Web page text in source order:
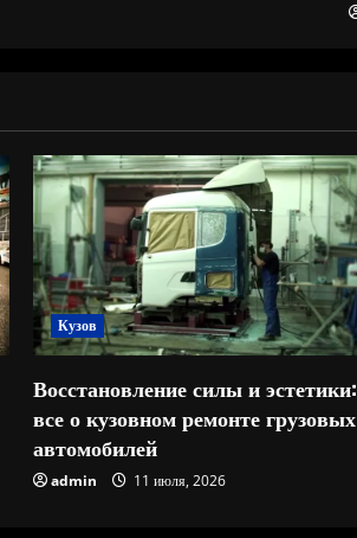
Кузов
Восстановление силы и эстетики:
все о кузовном ремонте грузовых
автомобилей
admin 11 июля, 2026